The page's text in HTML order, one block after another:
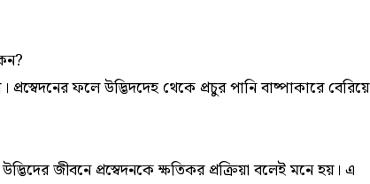
প্রস্বেদনের ফলে উদ্ভিদদেহ থেকে প্রচুর পানি বাষ্পাকারে বেরিয়ে
জীবনে প্রস্বেদনকে ক্ষতিকর প্রক্রিয়া বলেই মনে হয়। এ